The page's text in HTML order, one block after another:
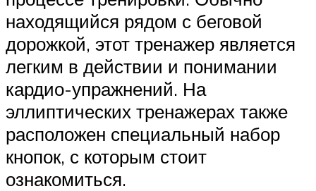
находящийся рядом с беговой
дорожкой, этот тренажер является
легким в действии и понимании
кардио-упражнений. На
эллиптических тренажерах также
расположен специальный набор
кнопок, с которым стоит
ознакомиться.